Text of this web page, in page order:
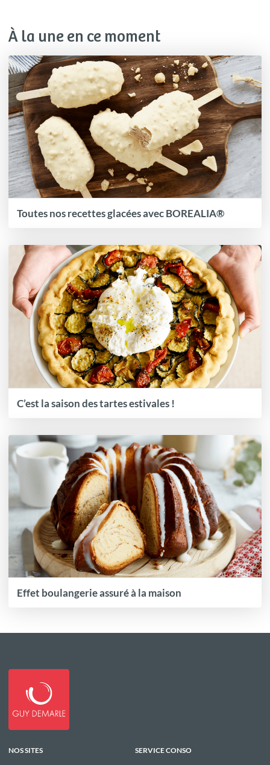
À la une en ce moment
Toutes nos recettes glacées avec BOREALIA®
C’est la saison des tartes estivales !
Effet boulangerie assuré à la maison
NOS SITES
SERVICE CONSO